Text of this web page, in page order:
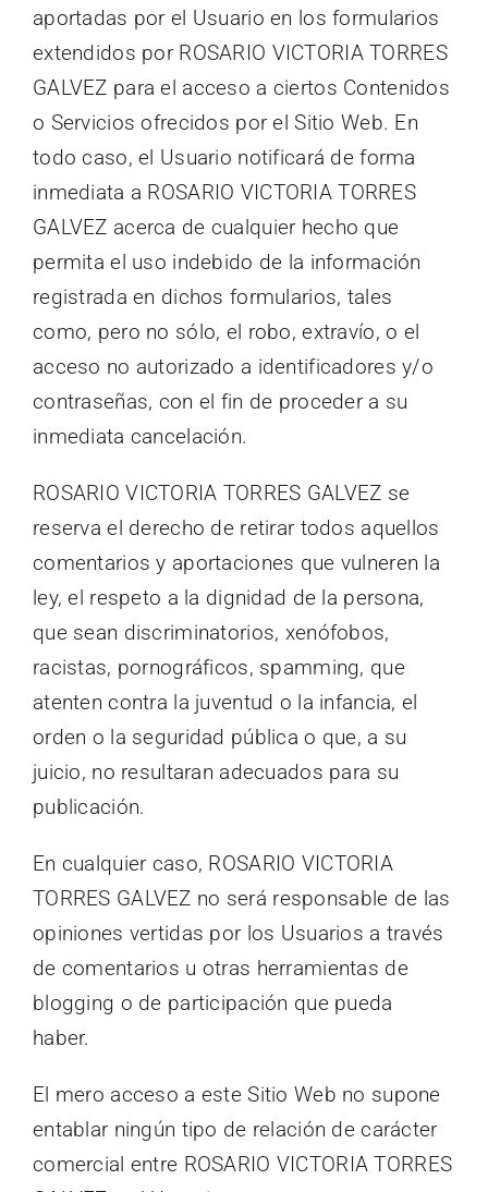
aportadas por el Usuario en los formularios
extendidos por ROSARIO VICTORIA TORRES
GALVEZ para el acceso a ciertos Contenidos
o Servicios ofrecidos por el Sitio Web. En
todo caso, el Usuario notificará de forma
inmediata a ROSARIO VICTORIA TORRES
GALVEZ acerca de cualquier hecho que
permita el uso indebido de la información
registrada en dichos formularios, tales
como, pero no sólo, el robo, extravío, o el
acceso no autorizado a identificadores y/o
contraseñas, con el fin de proceder a su
inmediata cancelación.
ROSARIO VICTORIA TORRES GALVEZ se
reserva el derecho de retirar todos aquellos
comentarios y aportaciones que vulneren la
ley, el respeto a la dignidad de la persona,
que sean discriminatorios, xenófobos,
racistas, pornográficos, spamming, que
atenten contra la juventud o la infancia, el
orden o la seguridad pública o que, a su
juicio, no resultaran adecuados para su
publicación.
En cualquier caso, ROSARIO VICTORIA
TORRES GALVEZ no será responsable de las
opiniones vertidas por los Usuarios a través
de comentarios u otras herramientas de
blogging o de participación que pueda
haber.
El mero acceso a este Sitio Web no supone
entablar ningún tipo de relación de carácter
comercial entre ROSARIO VICTORIA TORRES